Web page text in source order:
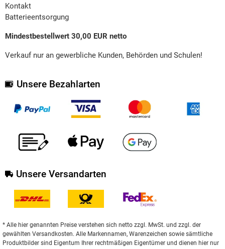
Kontakt
Batterieentsorgung
Mindestbestellwert 30,00 EUR netto
Verkauf nur an gewerbliche Kunden, Behörden und Schulen!
Unsere Bezahlarten
Unsere Versandarten
* Alle hier genannten Preise verstehen sich netto zzgl. MwSt. und zzgl. der
gewählten Versandkosten. Alle Markennamen, Warenzeichen sowie sämtliche
Produktbilder sind Eigentum Ihrer rechtmäßigen Eigentümer und dienen hier nur